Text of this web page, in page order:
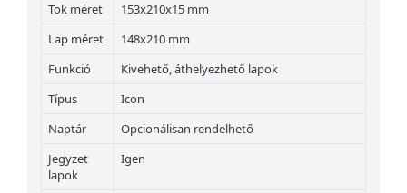
Tok méret
153x210x15 mm
Lap méret
148x210 mm
Funkció
Kivehető, áthelyezhető lapok
Típus
Icon
Naptár
Opcionálisan rendelhető
Jegyzet
lapok
Igen